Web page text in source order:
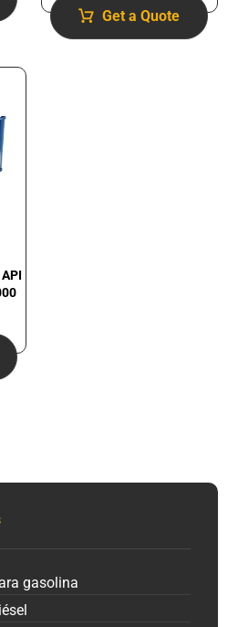
Get a Quote
gasolina